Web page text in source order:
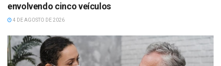
envolvendo cinco veículos
4 DE AGOSTO DE 2026